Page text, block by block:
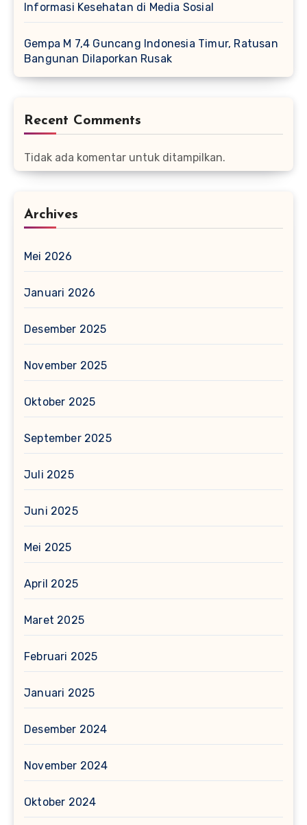
Informasi Kesehatan di Media Sosial
Gempa M 7,4 Guncang Indonesia Timur, Ratusan
Bangunan Dilaporkan Rusak
Recent Comments
Tidak ada komentar untuk ditampilkan.
Archives
Mei 2026
Januari 2026
Desember 2025
November 2025
Oktober 2025
September 2025
Juli 2025
Juni 2025
Mei 2025
April 2025
Maret 2025
Februari 2025
Januari 2025
Desember 2024
November 2024
Oktober 2024